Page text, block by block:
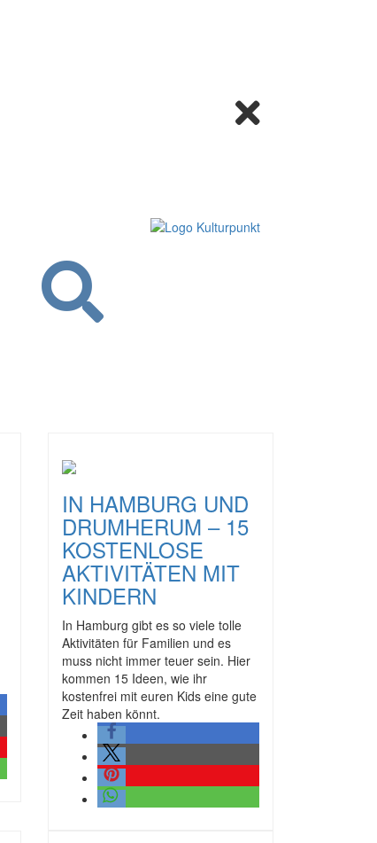
IN HAMBURG UND
DRUMHERUM – 15
KOSTENLOSE
AKTIVITÄTEN MIT
KINDERN
In Hamburg gibt es so viele tolle
Aktivitäten für Familien und es
muss nicht immer teuer sein. Hier
kommen 15 Ideen, wie ihr
kostenfrei mit euren Kids eine gute
Zeit haben könnt.